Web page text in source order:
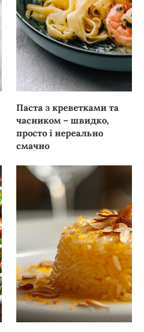
Паста з креветками та
часником – швидко,
просто і нереально
смачно